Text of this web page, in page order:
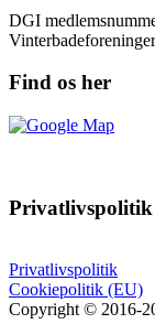
DGI
Find os her
Privatlivspolitik
Privatlivspolitik
Cookiepolitik (EU)
Copyright © 2016-